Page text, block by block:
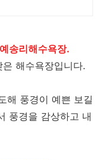
예송리해수욕장.
해수욕장입니다.
해 풍경이 예쁜 보길
풍경을 감상하고 내